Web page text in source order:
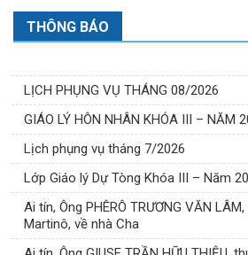
THÔNG BÁO
LỊCH PHỤNG VỤ THÁNG 08/2026
GIÁO LÝ HÔN NHÂN KHÓA III – NĂM
Lịch phụng vụ tháng 7/2026
Lớp Giáo lý Dự Tòng Khóa III – Năm
Ai tín, Ông PHÊRÔ TRƯƠNG VĂN
Martinô, về nhà Cha